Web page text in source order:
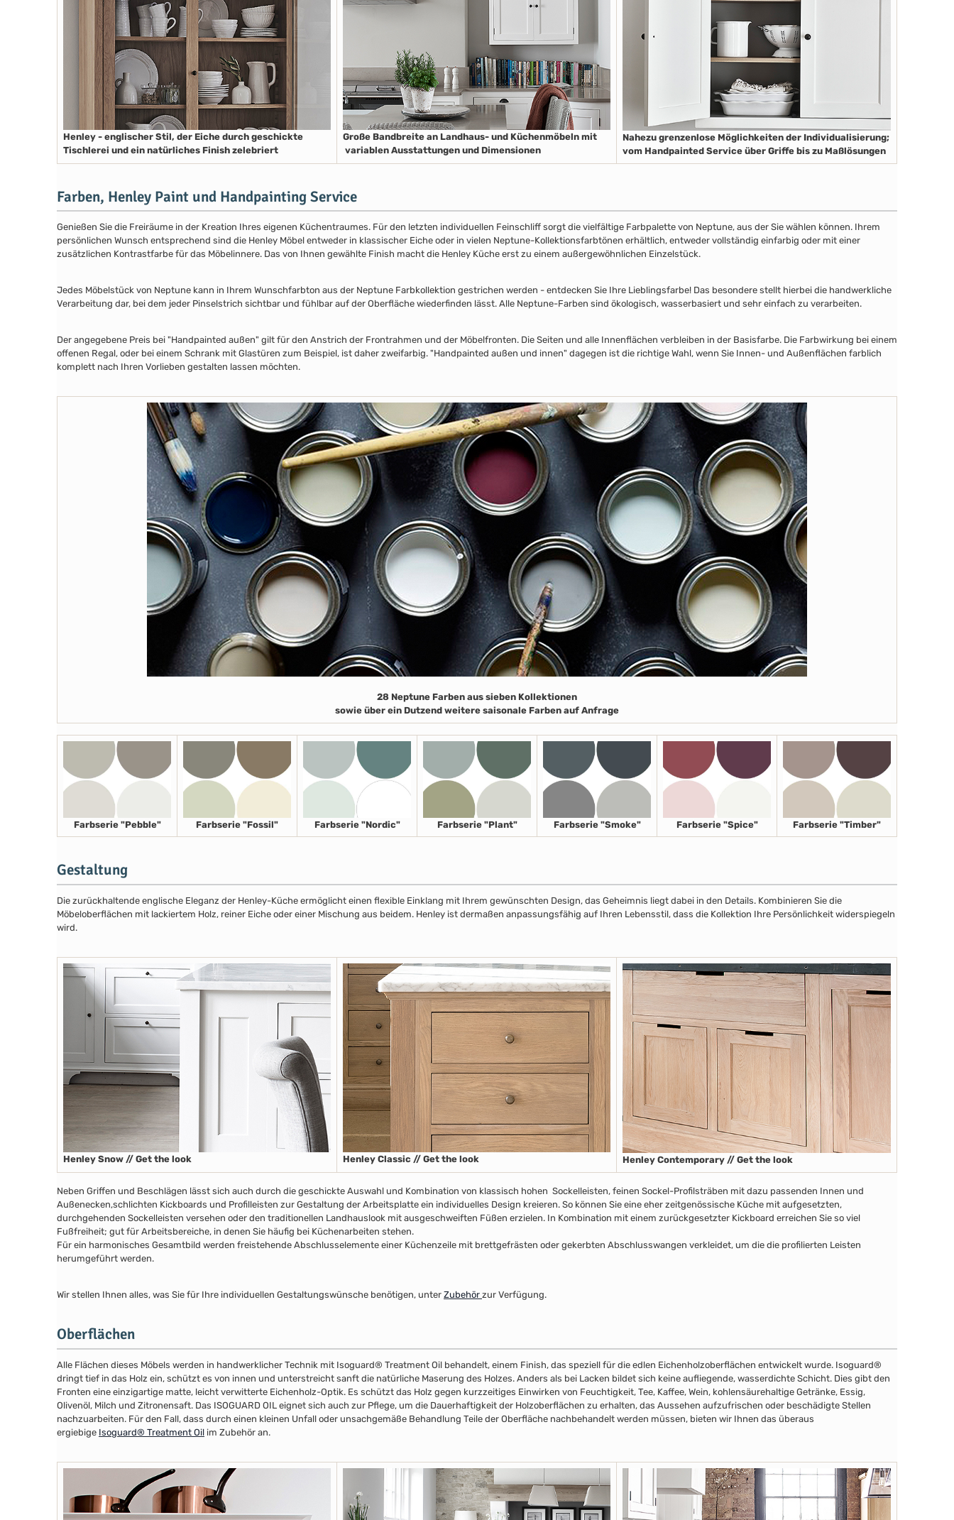
Henley - englischer Stil, der Eiche durch geschickte
Tischlerei und ein natürliches Finish zelebriert
Große Bandbreite an Landhaus- und Küchenmöbeln mit
variablen Ausstattungen und Dimensionen
Nahezu grenzenlose Möglichkeiten der Individualisierung;
vom Handpainted Service über Griffe bis zu Maßlösungen
Farben, Henley Paint und Handpainting Service
Genießen Sie die Freiräume in der Kreation Ihres eigenen Küchentraumes. Für den letzten individuellen Feinschliff sorgt die vielfältige Farbpalette von Neptune, aus der Sie wählen können. Ihrem
persönlichen Wunsch entsprechend sind die Henley Möbel entweder in klassischer Eiche oder in vielen Neptune-Kollektionsfarbtönen erhältlich, entweder vollständig einfarbig oder mit einer
zusätzlichen Kontrastfarbe für das Möbelinnere. Das von Ihnen gewählte Finish macht die Henley Küche erst zu einem außergewöhnlichen Einzelstück.
Jedes Möbelstück von Neptune kann in Ihrem Wunschfarbton aus der Neptune Farbkollektion gestrichen werden - entdecken Sie Ihre Lieblingsfarbe! Das besondere stellt hierbei die handwerkliche
Verarbeitung dar, bei dem jeder Pinselstrich sichtbar und fühlbar auf der Oberfläche wiederfinden lässt. Alle Neptune-Farben sind ökologisch, wasserbasiert und sehr einfach zu verarbeiten.
Der angegebene Preis bei "Handpainted außen" gilt für den Anstrich der Frontrahmen und der Möbelfronten. Die Seiten und alle Innenflächen verbleiben in der Basisfarbe. Die Farbwirkung bei einem
offenen Regal, oder bei einem Schrank mit Glastüren zum Beispiel, ist daher zweifarbig. "Handpainted außen und innen" dagegen ist die richtige Wahl, wenn Sie Innen- und Außenflächen farblich
komplett nach Ihren Vorlieben gestalten lassen möchten.
28 Neptune Farben aus sieben Kollektionen
sowie über ein Dutzend weitere saisonale Farben auf Anfrage
Farbserie "Pebble" Farbserie "Fossil" Farbserie "Nordic" Farbserie "Plant" Farbserie "Smoke" Farbserie "Spice" Farbserie "Timber"
Gestaltung
Die zurückhaltende englische Eleganz der Henley-Küche ermöglicht einen flexible Einklang mit Ihrem gewünschten Design, das Geheimnis liegt dabei in den Details. Kombinieren Sie die
Möbeloberflächen mit lackiertem Holz, reiner Eiche oder einer Mischung aus beidem. Henley ist dermaßen anpassungsfähig auf Ihren Lebensstil, dass die Kollektion Ihre Persönlichkeit widerspiegeln
wird.
Henley Snow // Get the look Henley Classic // Get the look Henley Contemporary // Get the look
Neben Griffen und Beschlägen lässt sich auch durch die geschickte Auswahl und Kombination von klassisch hohen Sockelleisten, feinen Sockel-Profilsträben mit dazu passenden Innen und
Außenecken,schlichten Kickboards und Profilleisten zur Gestaltung der Arbeitsplatte ein individuelles Design kreieren. So können Sie eine eher zeitgenössische Küche mit aufgesetzten,
durchgehenden Sockelleisten versehen oder den traditionellen Landhauslook mit ausgeschweiften Füßen erzielen. In Kombination mit einem zurückgesetzter Kickboard erreichen Sie so viel
Fußfreiheit; gut für Arbeitsbereiche, in denen Sie häufig bei Küchenarbeiten stehen.
Für ein harmonisches Gesamtbild werden freistehende Abschlusselemente einer Küchenzeile mit brettgefrästen oder gekerbten Abschlusswangen verkleidet, um die die profilierten Leisten
herumgeführt werden.
Wir stellen Ihnen alles, was Sie für Ihre individuellen Gestaltungswünsche benötigen, unter Zubehör zur Verfügung.
Oberflächen
Alle Flächen dieses Möbels werden in handwerklicher Technik mit Isoguard® Treatment Oil behandelt, einem Finish, das speziell für die edlen Eichenholzoberflächen entwickelt wurde. Isoguard®
dringt tief in das Holz ein, schützt es von innen und unterstreicht sanft die natürliche Maserung des Holzes. Anders als bei Lacken bildet sich keine aufliegende, wasserdichte Schicht. Dies gibt den
Fronten eine einzigartige matte, leicht verwitterte Eichenholz-Optik. Es schützt das Holz gegen kurzzeitiges Einwirken von Feuchtigkeit, Tee, Kaffee, Wein, kohlensäurehaltige Getränke, Essig,
Olivenöl, Milch und Zitronensaft. Das ISOGUARD OIL eignet sich auch zur Pflege, um die Dauerhaftigkeit der Holzoberflächen zu erhalten, das Aussehen aufzufrischen oder beschädigte Stellen
nachzuarbeiten. Für den Fall, dass durch einen kleinen Unfall oder unsachgemäße Behandlung Teile der Oberfläche nachbehandelt werden müssen, bieten wir Ihnen das überaus
ergiebige Isoguard® Treatment Oil im Zubehör an.